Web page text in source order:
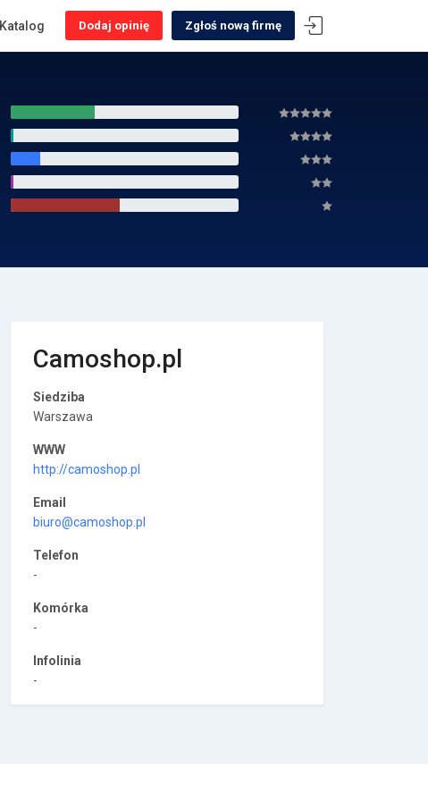
Camoshop.pl
Siedziba
Warszawa
WWW
http://camoshop.pl
Email
biuro@camoshop.pl
Telefon
-
Komórka
-
Infolinia
-
Dodaj opinię Zgłoś nową firmę
Katalog